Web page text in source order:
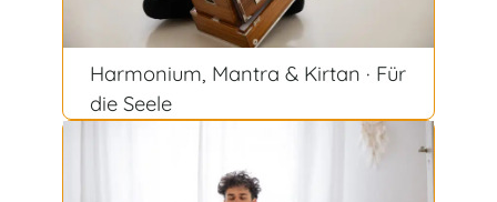
Harmonium, Mantra & Kirtan · Für
die Seele